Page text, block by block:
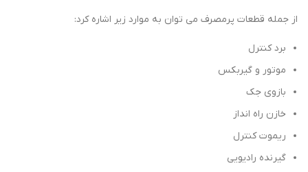
از جمله قطعات پرمصرف می توان به موارد زیر اشاره کرد:
برد کنترل
موتور و گیربکس
بازوی جک
خازن راه انداز
ریموت کنترل
گیرنده رادیویی